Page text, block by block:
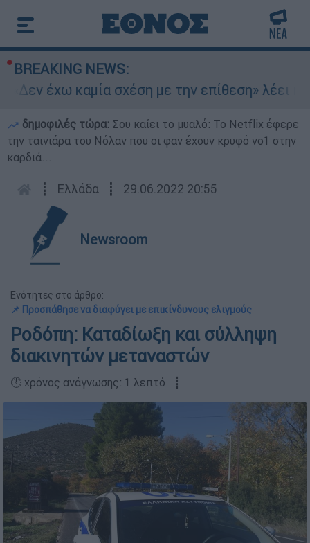
BREAKING NEWS:
έχω καμία σχέση με την επίθεση» λέει η
δημοφιλές τώρα: Σου καίει το μυαλό: Το Netflix έφερε
την ταινιάρα του Νόλαν που οι φαν έχουν κρυφό νο1 στην
καρδιά...
┋ Ελλάδα ┋ 29.06.2022 20:55
Newsroom
Ενότητες στο άρθρο:
📌 Προσπάθησε να διαφύγει με επικίνδυνους ελιγμούς
Ροδόπη: Καταδίωξη και σύλληψη
διακινητών μεταναστών
🕛 χρόνος ανάγνωσης: 1 λεπτό ┋